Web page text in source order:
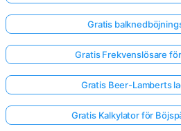
Gratis
Gratis Frekvenslösare
Gratis Beer-Lamberts
Gratis Kalkylator för